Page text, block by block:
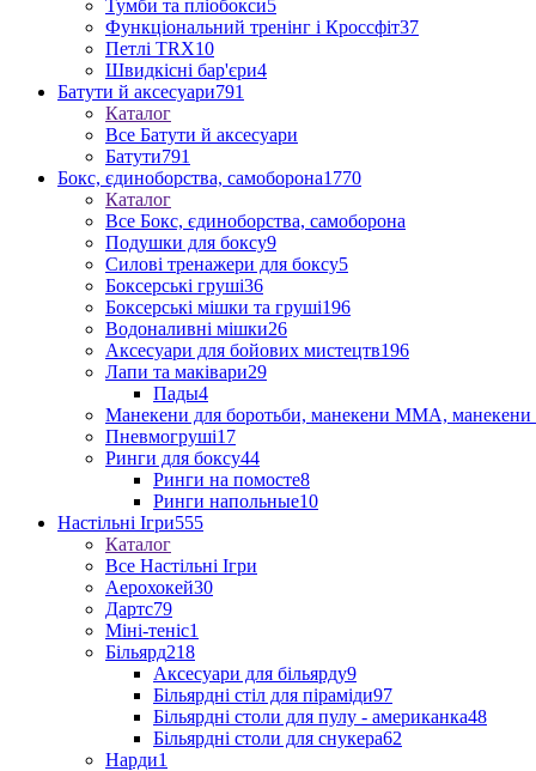
Тумби та пліобокси5
Функціональний тренінг і Кроссфіт37
Петлі TRX10
Швидкісні бар'єри4
Батути й аксесуари791
Каталог
Все Батути й аксесуари
Батути791
Бокс, єдиноборства, самоборона1770
Каталог
Все Бокс, єдиноборства, самоборона
Подушки для боксу9
Силові тренажери для боксу5
Боксерські груші36
Боксерські мішки та груші196
Водоналивні мішки26
Аксесуари для бойових мистецтв196
Лапи та маківари29
Пады4
Манекени для боротьби, манекени ММА, манекени
Пневмогруші17
Ринги для боксу44
Ринги на помосте8
Ринги напольные10
Настільні Ігри555
Каталог
Все Настільні Ігри
Аерохокей30
Дартс79
Міні-теніс1
Більярд218
Аксесуари для більярду9
Більярдні стіл для піраміди97
Більярдні столи для пулу - американка48
Більярдні столи для снукера62
Нарди1